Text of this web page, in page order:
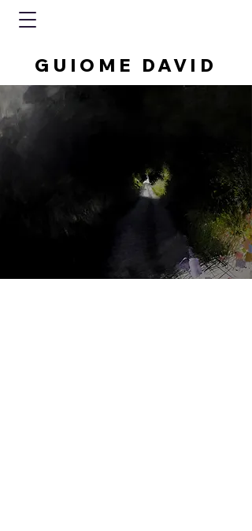
GUIOME DAVID